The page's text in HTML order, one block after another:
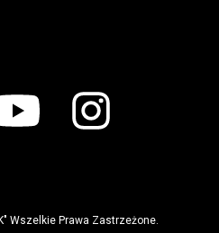
Wszelkie Prawa Zastrzeżone.